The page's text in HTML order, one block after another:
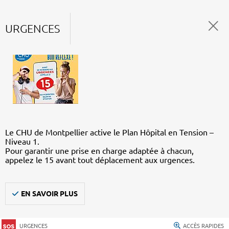
URGENCES
Le CHU de Montpellier active le Plan Hôpital en Tension –
Niveau 1.
Pour garantir une prise en charge adaptée à chacun,
appelez le 15 avant tout déplacement aux urgences.
EN SAVOIR PLUS
URGENCES ACCÈS RAPIDES